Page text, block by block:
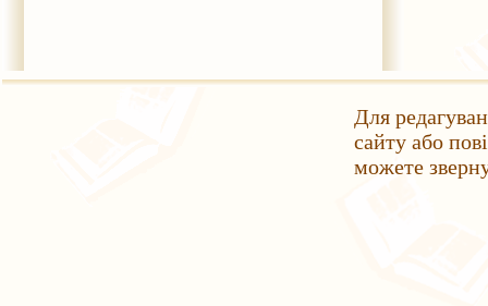
Для
сайту або
можете